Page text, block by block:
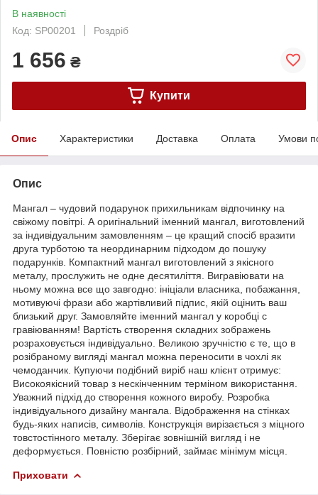
В наявності
Код: SP00201
Роздріб
1 656 ₴
Купити
Опис Характеристики Доставка Оплата Умови
Опис
Мангал – чудовий подарунок прихильникам відпочинку на
свіжому повітрі. А оригінальний іменний мангал, виготовлений
за індивідуальним замовленням – це кращий спосіб вразити
друга турботою та неординарним підходом до пошуку
подарунків. Компактний мангал виготовлений з якісного
металу, прослужить не одне десятиліття. Вигравіювати на
ньому можна все що завгодно: ініціали власника, побажання,
мотивуючі фрази або жартівливий підпис, якій оцінить ваш
близький друг. Замовляйте іменний мангал у коробці с
гравіюванням! Вартість створення складних зображень
розраховується індивідуально. Великою зручністю є те, що в
розібраному вигляді мангал можна переносити в чохлі як
чемоданчик. Купуючи подібний виріб наш клієнт отримує:
Високоякісний товар з нескінченним терміном використання.
Уважний підхід до створення кожного виробу. Розробка
індивідуального дизайну мангала. Відображення на стінках
будь-яких написів, символів. Конструкція вирізається з міцного
товстостінного металу. Зберігає зовнішній вигляд і не
деформується. Повністю розбірний, займає мінімум місця.
Приховати